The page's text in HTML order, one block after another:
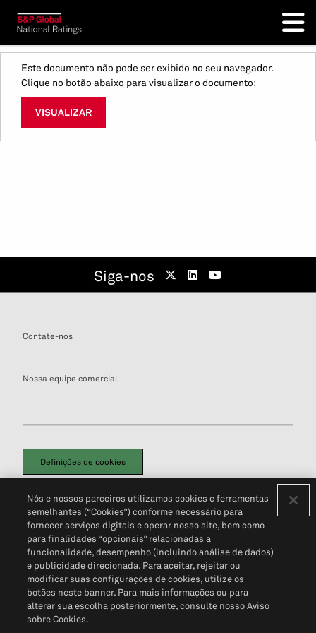
Este documento não pode ser exibido no seu navegador.
Clique no botão abaixo para visualizar o documento:
VISUALIZAR
Siga-nos
Contate-nos
Nossa equipe comercial
Definições de cookies
Política de PrivacidadePortal de privacidade do cliente (em inglês)
Não Venda Minhas Informações Pessoais© 2026 S&P Global
Nós e nossos parceiros utilizamos cookies e ferramentas
semelhantes (“Cookies”) conforme necessário para
fornecer serviços digitais e operar nosso site, bem como
para finalidades “opcionais” relacionadas a
funcionalidade, desempenho (incluindo análise de dados)
e publicidade direcionada. Para aceitar, rejeitar ou
modificar suas configurações de cookies, utilize os
botões neste banner. Para mais informações ou para
alterar sua escolha posteriormente, consulte nosso Aviso
sobre Cookies.